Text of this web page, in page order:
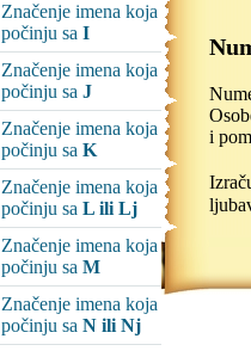
Značenje imena koja
počinju sa I
Značenje imena koja
počinju sa J
Značenje imena koja
počinju sa K
Značenje imena koja
počinju sa L ili Lj
Značenje imena koja
počinju sa M
Značenje imena koja
počinju sa N ili Nj
i